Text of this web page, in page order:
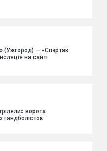
(Ужгород) — «Спартак
на сайті
ворота
гандболісток